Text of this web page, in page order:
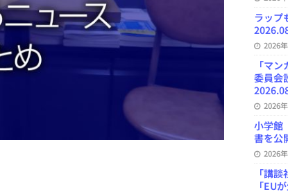
版ニュースまとめ 2026.08.06 日刊出版ニュースまとめ
ラップ
2026
「マ
委員会
2026
小学館
書を公
2026
「講
「EU